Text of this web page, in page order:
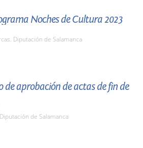
Noches de Cultura 2023
Diputación de Salamanca
de aprobación de actas de fin de
de Salamanca